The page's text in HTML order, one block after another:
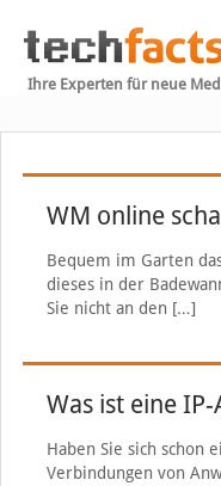
Ihre Experten für neue
WM online
Bequem im Garten
dieses in der
Sie nicht an den […]
Was ist eine IP-
Haben Sie sich schon
Verbindungen von